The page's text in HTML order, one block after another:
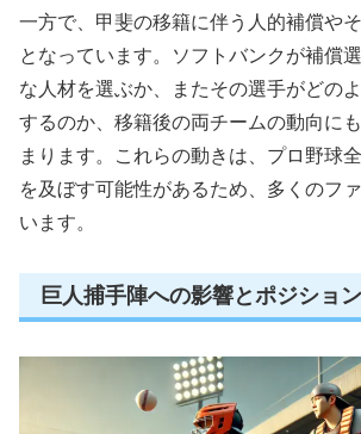
一方で、甲斐の移籍に伴う人的補償や
となっています。ソフトバンクが補償
な人材を選ぶか、またその選手がどの
するのか、移籍後の両チームの動向に
まります。これらの動きは、プロ野球
を及ぼす可能性があるため、多くのフ
います。
巨人捕手陣への影響とポジショ